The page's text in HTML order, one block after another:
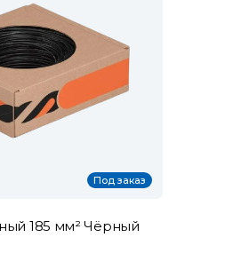
Под заказ
185 мм² Чёрный